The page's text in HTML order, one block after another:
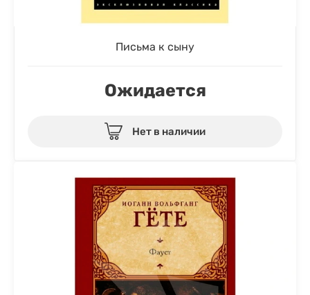
Письма к сыну
Ожидается
Нет в наличии